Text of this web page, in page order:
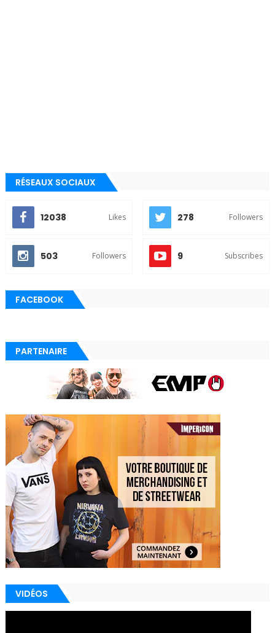
RÉSEAUX SOCIAUX
12038 Likes 278 Followers
503 Followers 9 Subscribes
FACEBOOK
PARTENAIRE
VIDÉOS